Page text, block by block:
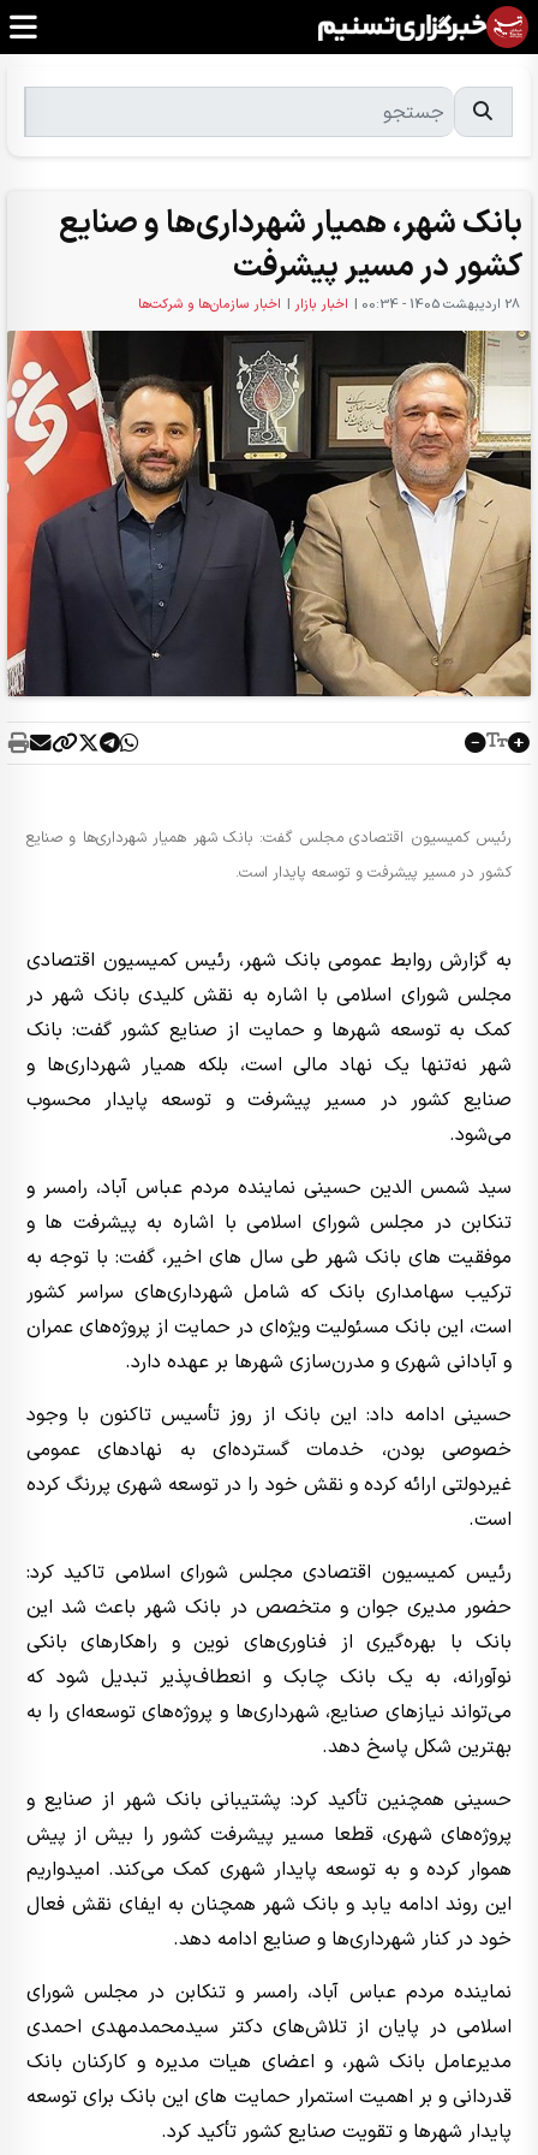
بانک شهر، همیار شهرداری‌ها و صنایع
کشور در مسیر پیشرفت
28 ارديبهشت 1405 - 00:34 | اخبار بازار | اخبار سازمان‌ها و شرکت‌ها
رئیس کمیسیون اقتصادی مجلس گفت: بانک شهر همیار شهرداری‌ها و صنایع
کشور در مسیر پیشرفت و توسعه پایدار است.
به گزارش روابط عمومی بانک شهر، رئیس کمیسیون اقتصادی
مجلس شورای اسلامی با اشاره به نقش کلیدی بانک شهر در
کمک به توسعه شهرها و حمایت از صنایع کشور گفت: بانک
شهر نه‌تنها یک نهاد مالی است، بلکه همیار شهرداری‌ها و
صنایع کشور در مسیر پیشرفت و توسعه پایدار محسوب
می‌شود.
سید شمس الدین حسینی نماینده مردم عباس آباد، رامسر و
تنکابن در مجلس شورای اسلامی با اشاره به پیشرفت ها و
موفقیت های بانک شهر طی سال های اخیر، گفت: با توجه به
ترکیب سهامداری بانک که شامل شهرداری‌های سراسر کشور
است، این بانک مسئولیت ویژه‌ای در حمایت از پروژه‌های عمران
و آبادانی شهری و مدرن‌سازی شهرها بر عهده دارد.
حسینی ادامه داد: این بانک از روز تأسیس تاکنون با وجود
خصوصی بودن، خدمات گسترده‌ای به نهادهای عمومی
غیردولتی ارائه کرده و نقش خود را در توسعه شهری پررنگ کرده
است.
رئیس کمیسیون اقتصادی مجلس شورای اسلامی تاکید کرد:
حضور مدیری جوان و متخصص در بانک شهر باعث شد این
بانک با بهره‌گیری از فناوری‌های نوین و راهکارهای بانکی
نوآورانه، به یک بانک چابک و انعطاف‌پذیر تبدیل شود که
می‌تواند نیازهای صنایع، شهرداری‌ها و پروژه‌های توسعه‌ای را به
بهترین شکل پاسخ دهد.
حسینی همچنین تأکید کرد: پشتیبانی بانک شهر از صنایع و
پروژه‌های شهری، قطعا مسیر پیشرفت کشور را بیش از پیش
هموار کرده و به توسعه پایدار شهری کمک می‌کند. امیدواریم
این روند ادامه یابد و بانک شهر همچنان به ایفای نقش فعال
خود در کنار شهرداری‌ها و صنایع ادامه دهد.
نماینده مردم عباس آباد، رامسر و تنکابن در مجلس شورای
اسلامی در پایان از تلاش‌های دکتر سیدمحمدمهدی احمدی
مدیرعامل بانک شهر، و اعضای هیات مدیره و کارکنان بانک
قدردانی و بر اهمیت استمرار حمایت های این بانک برای توسعه
پایدار شهرها و تقویت صنایع کشور تأکید کرد.